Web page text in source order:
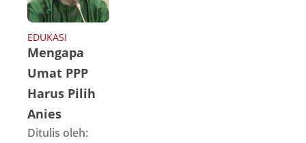
1972. Kisah
pengkhianatan
panglima
tibang datang
sebagai
pesulap yang
mampu
EDUKASI
Mengapa
Umat PPP
Harus Pilih
Anies
Ditulis oleh: